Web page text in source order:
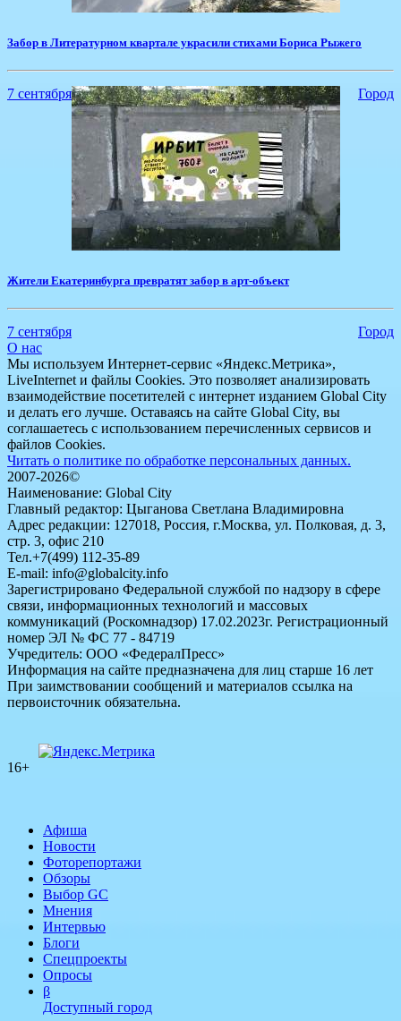
​Забор в Литературном квартале украсили стихами Бориса Рыжего
7 сентября Город
​Жители Екатеринбурга превратят забор в арт-объект
7 сентября
Город
О нас
Мы используем Интернет-сервис «Яндекс.Метрика»,
LiveInternet и файлы Cookies. Это позволяет анализировать
взаимодействие посетителей с интернет изданием Global City
и делать его лучше. Оставаясь на сайте Global City, вы
соглашаетесь с использованием перечисленных сервисов и
файлов Cookies.
Читать о политике по обработке персональных данных.
2007-2026©
Наименование: Global City
Главный редактор: Цыганова Светлана Владимировна
Адрес редакции: 127018, Россия, г.Москва, ул. Полковая, д. 3,
стр. 3, офис 210
Тел.+7(499) 112-35-89
E-mail: info@globalcity.info
Зарегистрировано Федеральной службой по надзору в сфере
связи, информационных технологий и массовых
коммуникаций (Роскомнадзор) 17.02.2023г. Регистрационный
номер ЭЛ № ФС 77 - 84719
Учредитель: ООО «ФедералПресс»
Информация на сайте предназначена для лиц старше 16 лет
При заимствовании сообщений и материалов ссылка на
первоисточник обязательна.
16+
Афиша
Новости
Фоторепортажи
Обзоры
Выбор GC
Мнения
Интервью
Блоги
Спецпроекты
Опросы
β
Доступный город